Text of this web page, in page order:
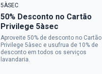
5ÀSEC
50% Desconto no Cartão
Privilege 5àsec
Aproveite 50% de desconto no Cartão
Privilege 5àsec e usufrua de 10% de
desconto em todos os serviços
lavandaria.